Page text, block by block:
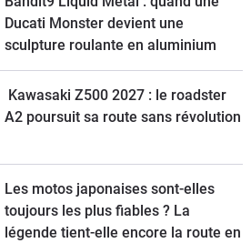
Ducati Monster devient une
sculpture roulante en aluminium
Kawasaki Z500 2027 : le roadster
A2 poursuit sa route sans révolution
Les motos japonaises sont-elles
toujours les plus fiables ? La
légende tient-elle encore la route en